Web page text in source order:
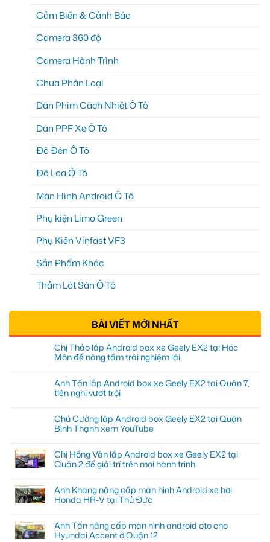
Cảm Biến & Cảnh Báo
Camera 360 độ
Camera Hành Trình
Chưa Phân Loại
Dán Phim Cách Nhiệt Ô Tô
Dán PPF Xe Ô Tô
Độ Đèn Ô Tô
Độ Loa Ô Tô
Màn Hình Android Ô Tô
Phụ kiện Limo Green
Phụ Kiện Vinfast VF3
Sản Phẩm Khác
Thảm Lót Sàn Ô Tô
BÀI VIẾT MỚI NHẤT
Chị Thảo lắp Android box xe Geely EX2 tại Hóc
Môn để nâng tầm trải nghiệm lái
Anh Tấn lắp Android box xe Geely EX2 tại Quận 7,
tiện nghi vượt trội
Chú Cường lắp Android box Geely EX2 tại Quận
Bình Thạnh xem YouTube
Chị Hồng Vân lắp Android box xe Geely EX2 tại
Quận 2 để giải trí trên mọi hành trình
Anh Khang nâng cấp màn hình Android xe hơi
Honda HR-V tại Thủ Đức
Anh Tấn nâng cấp màn hình android oto cho
Hyundai Accent ở Quận 12